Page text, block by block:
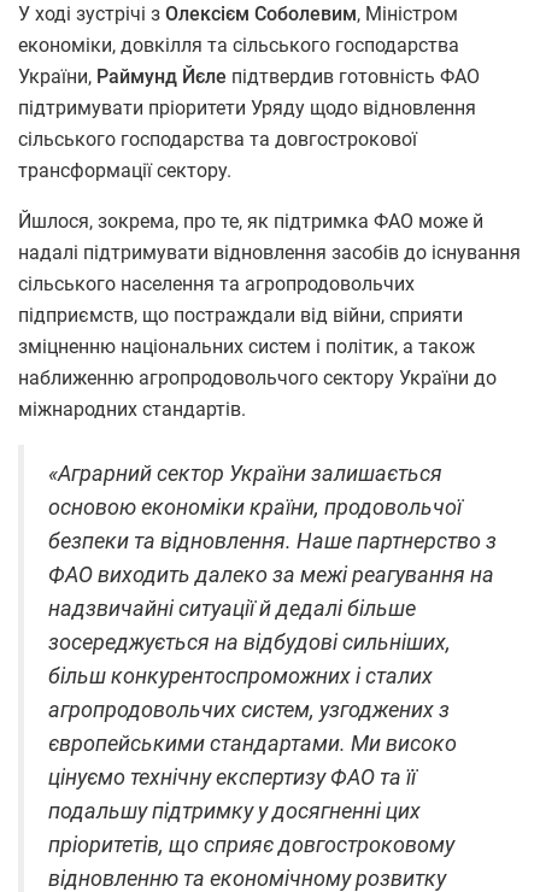
У ході зустрічі з Олексієм Соболевим, Міністром
економіки, довкілля та сільського господарства
України, Раймунд Йєле підтвердив готовність ФАО
підтримувати пріоритети Уряду щодо відновлення
сільського господарства та довгострокової
трансформації сектору.
Йшлося, зокрема, про те, як підтримка ФАО може й
надалі підтримувати відновлення засобів до існування
сільського населення та агропродовольчих
підприємств, що постраждали від війни, сприяти
зміцненню національних систем і політик, а також
наближенню агропродовольчого сектору України до
міжнародних стандартів.
«Аграрний сектор України залишається
основою економіки країни, продовольчої
безпеки та відновлення. Наше партнерство з
ФАО виходить далеко за межі реагування на
надзвичайні ситуації й дедалі більше
зосереджується на відбудові сильніших,
більш конкурентоспроможних і сталих
агропродовольчих систем, узгоджених з
європейськими стандартами. Ми високо
цінуємо технічну експертизу ФАО та її
подальшу підтримку у досягненні цих
пріоритетів, що сприяє довгостроковому
відновленню та економічному розвитку